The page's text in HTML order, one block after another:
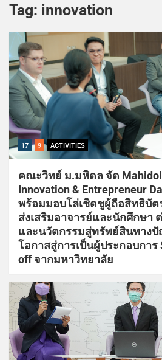
Tag: innovation
17 9 ACTIVITIES
คณะวิทย์ ม.มหิดล จัด Mahidol
Innovation & Entrepreneur
พร้อมมอบโล่เชิดชูผู้ถือสิทธิบั
ส่งเสริมอาจารย์และนักศึกษา
และนวัตกรรมสู่ทรัพย์สินทาง
โอกาสสู่การเป็นผู้ประกอบการ
off จากมหาวิทยาลัย